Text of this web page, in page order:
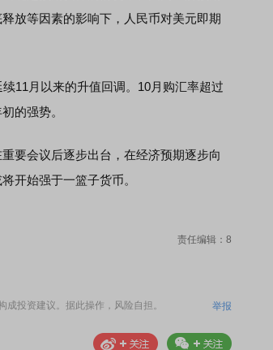
放等因素的影响下，人民币对美元即期
11月以来的升值回调。10月购汇率超过
的强势。
要会议后逐步出台，在经济预期逐步向
开始强于一篮子货币。
责任编辑：8
投资建议。据此操作，风险自担。 举报